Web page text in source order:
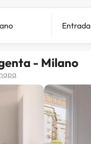
Entrada
- Milano